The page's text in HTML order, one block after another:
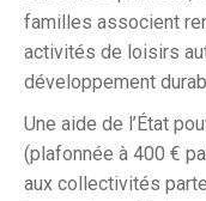
familles associent
activités de loisirs
développement
Une aide de l’État
(plafonnée à 400 €
aux collectivités